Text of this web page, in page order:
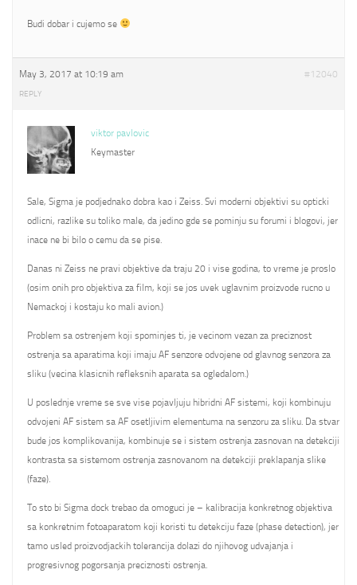
Budi dobar i cujemo se
May 3, 2017 at 10:19 am #12040
REPLY
viktor pavlovic
Keymaster
Sale, Sigma je podjednako dobra kao i Zeiss. Svi moderni objektivi su opticki
odlicni, razlike su toliko male, da jedino gde se pominju su forumi i blogovi, jer
inace ne bi bilo o cemu da se pise.
Danas ni Zeiss ne pravi objektive da traju 20 i vise godina, to vreme je proslo
(osim onih pro objektiva za film, koji se jos uvek uglavnim proizvode rucno u
Nemackoj i kostaju ko mali avion.)
Problem sa ostrenjem koji spominjes ti, je vecinom vezan za preciznost
ostrenja sa aparatima koji imaju AF senzore odvojene od glavnog senzora za
sliku (vecina klasicnih refleksnih aparata sa ogledalom.)
U poslednje vreme se sve vise pojavljuju hibridni AF sistemi, koji kombinuju
odvojeni AF sistem sa AF osetljivim elementuma na senzoru za sliku. Da stvar
bude jos komplikovanija, kombinuje se i sistem ostrenja zasnovan na detekciji
kontrasta sa sistemom ostrenja zasnovanom na detekciji preklapanja slike
(faze).
To sto bi Sigma dock trebao da omoguci je – kalibracija konkretnog objektiva
sa konkretnim fotoaparatom koji koristi tu detekciju faze (phase detection), jer
tamo usled proizvodjackih tolerancija dolazi do njihovog udvajanja i
progresivnog pogorsanja preciznosti ostrenja.